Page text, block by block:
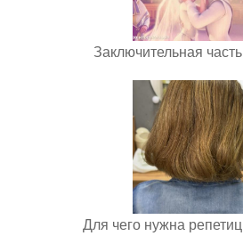
Заключительная
Для чего нужна